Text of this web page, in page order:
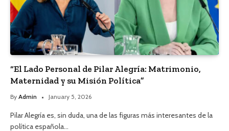
“El Lado Personal de Pilar Alegría: Matrimonio,
Maternidad y su Misión Política”
By Admin January 5, 2026
Pilar Alegría es, sin duda, una de las figuras más interesantes de la
política española…